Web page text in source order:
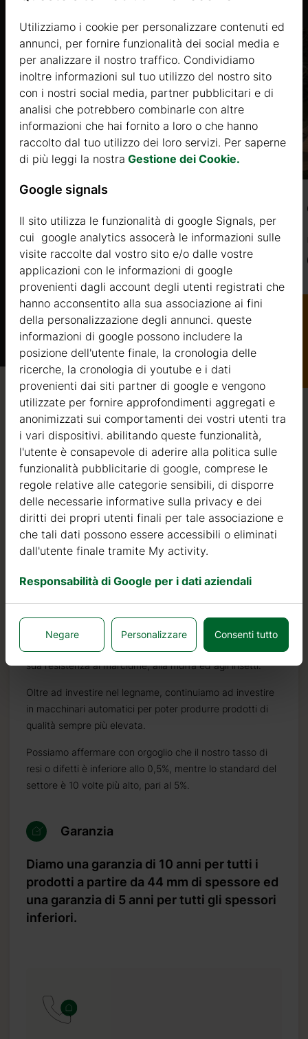
Prezzo da
5234 €
Di più
Qualità / garanzia / consulenza
Qualità
Siamo attivi nel settore della produzione di strutture in
legno dal 2004. Nel corso di questi anni, abbiamo
selezionato i migliori fornitori di legname. Utilizziamo
esclusivamente abete nordico a crescita lenta
Nord.
Il legno di abete nordico si distingue per le sue
caratteristiche ideali per la costruzione di case in legno. È
di colore molto chiaro, con pochi nodi ed è noto per la
sua resistenza al marciume, alla muffa ed agli insetti.
Oltre ad investire nel legname, continuiamo ad investire
in macchinari automatici per poter produrre prodotti di
qualità sempre più elevata.
Possiamo affermare con orgoglio che il nostro tasso di
resi o difetti è inferiore allo 0,5%, mentre lo standard del
settore è 10 volte più alto, pari al 5%.
Garanzia
Diamo una garanzia di 10 anni per tutti i
prodotti a partire da 44 mm di spessore ed
una garanzia di 5 anni per tutti gli spessori
inferiori.
del
Utilizziamo i cookie per personalizzare contenuti ed
annunci, per fornire funzionalità dei social media e
per analizzare il nostro traffico. Condividiamo
inoltre informazioni sul tuo utilizzo del nostro sito
con i nostri social media, partner pubblicitari e di
analisi che potrebbero combinarle con altre
informazioni che hai fornito a loro o che hanno
raccolto dal tuo utilizzo dei loro servizi. Per saperne
di più leggi la nostra Gestione dei Cookie.
Google signals
Il sito utilizza le funzionalità di google Signals, per
cui google analytics assocerà le informazioni sulle
visite raccolte dal vostro sito e/o dalle vostre
applicazioni con le informazioni di google
provenienti dagli account degli utenti registrati che
hanno acconsentito alla sua associazione ai fini
della personalizzazione degli annunci. queste
informazioni di google possono includere la
posizione dell'utente finale, la cronologia delle
ricerche, la cronologia di youtube e i dati
provenienti dai siti partner di google e vengono
utilizzate per fornire approfondimenti aggregati e
anonimizzati sui comportamenti dei vostri utenti tra
i vari dispositivi. abilitando queste funzionalità,
l'utente è consapevole di aderire alla politica sulle
funzionalità pubblicitarie di google, comprese le
regole relative alle categorie sensibili, di disporre
delle necessarie informative sulla privacy e dei
diritti dei propri utenti finali per tale associazione e
che tali dati possono essere accessibili o eliminati
dall'utente finale tramite My activity.
Responsabilità di Google per i dati aziendali
Negare Personalizzare Consenti tutto